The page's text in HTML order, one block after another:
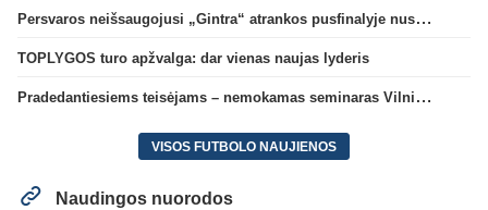
Persvaros neišsaugojusi „Gintra“ atrankos pusfinalyje nusileido Škotijos čempionėms
TOPLYGOS turo apžvalga: dar vienas naujas lyderis
Pradedantiesiems teisėjams – nemokamas seminaras Vilniuje šį penktadienį
VISOS FUTBOLO NAUJIENOS
Naudingos nuorodos